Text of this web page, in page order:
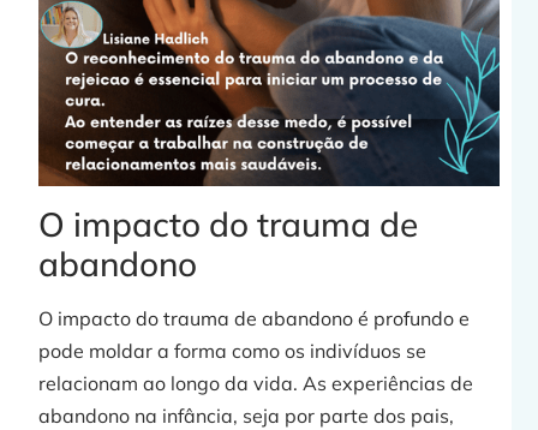
O impacto do trauma de
abandono
O impacto do trauma de abandono é profundo e
pode moldar a forma como os indivíduos se
relacionam ao longo da vida. As experiências de
abandono na infância, seja por parte dos pais,